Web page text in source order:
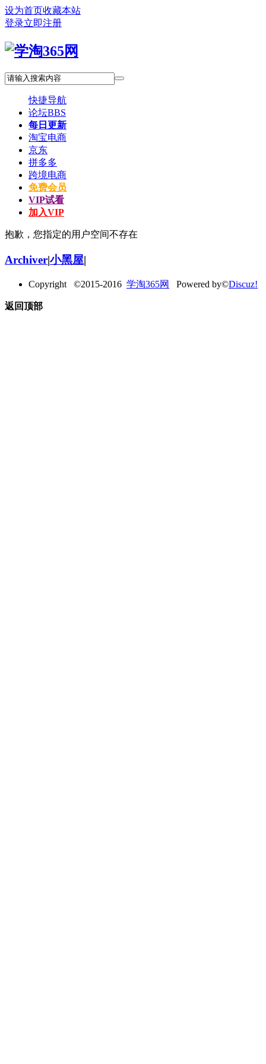
设为首页收藏本站
登录立即注册
快捷导航
论坛BBS
每日更新
淘宝电商
京东
拼多多
跨境电商
免费会员
VIP试看
加入VIP
抱歉，您指定的用户空间不存在
Archiver|小黑屋|
Copyright ©2015-2016 学淘365网 Powered by©Discuz!
返回顶部